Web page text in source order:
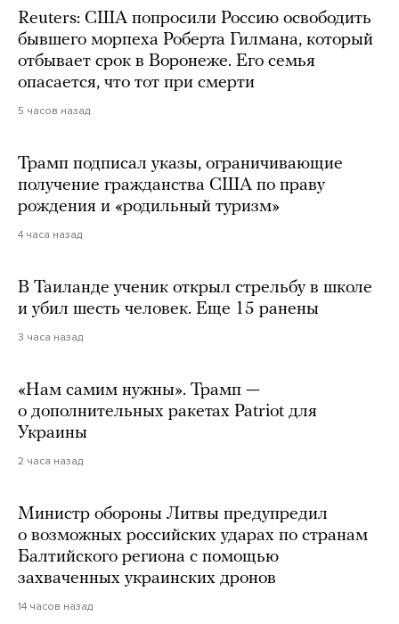
Reuters: США попросили Россию освободить
бывшего морпеха Роберта Гилмана, который
отбывает срок в Воронеже. Его семья
опасается, что тот при смерти
5 часов назад
Трамп подписал указы, ограничивающие
получение гражданства США по праву
рождения и «родильный туризм»
4 часа назад
В Таиланде ученик открыл стрельбу в школе
и убил шесть человек. Еще 15 ранены
3 часа назад
«Нам самим нужны». Трамп —
о дополнительных ракетах Patriot для
Украины
2 часа назад
Министр обороны Литвы предупредил
о возможных российских ударах по странам
Балтийского региона с помощью
захваченных украинских дронов
14 часов назад